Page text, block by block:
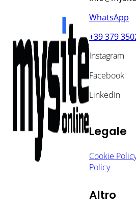
WhatsApp
+39 379
Instagram
Facebook
LinkedIn
Legale
Cookie
Policy
Altro